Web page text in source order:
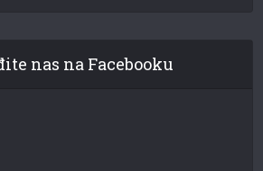
nas na Facebooku